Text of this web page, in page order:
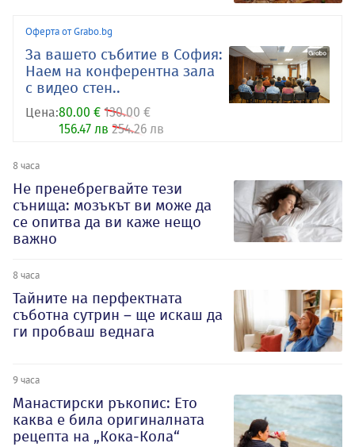
Оферта от Grabo.bg
За вашето събитие в София:
Наем на конферентна зала
с видео стен..
Цена:80.00 € 130.00 €
156.47 лв 254.26 лв
8 часа
Не пренебрегвайте тези
сънища: мозъкът ви може да
се опитва да ви каже нещо
важно
8 часа
Тайните на перфектната
съботна сутрин – ще искаш да
ги пробваш веднага
9 часа
Манастирски ръкопис: Ето
каква е била оригиналната
рецепта на „Кока-Кола“